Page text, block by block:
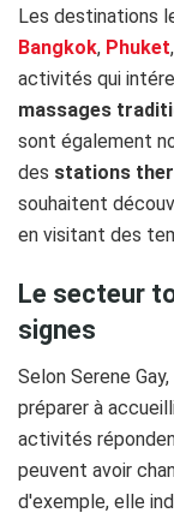
Les destinations
Bangkok, Phuket,
activités qui
massages
sont également
des stations
souhaitent
en visitant des
Le secteur
signes
Selon Serene
préparer à
activités
peuvent avoir
d'exemple, elle